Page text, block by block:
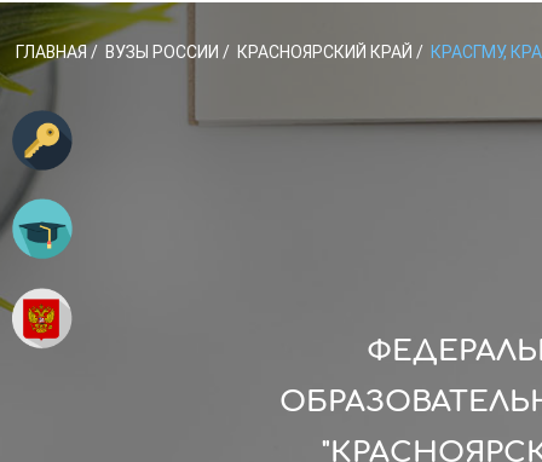
ГЛАВНАЯ/ ВУЗЫ РОССИИ / КРАСНОЯРСКИЙ КРАЙ / КРАСГМУ,